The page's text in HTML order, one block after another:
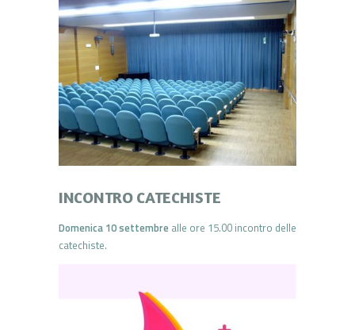
INCONTRO CATECHISTE
Domenica 10 settembre alle ore 15.00 incontro delle
catechiste.